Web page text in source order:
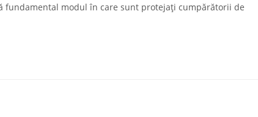
modul în care sunt protejați cumpărătorii de